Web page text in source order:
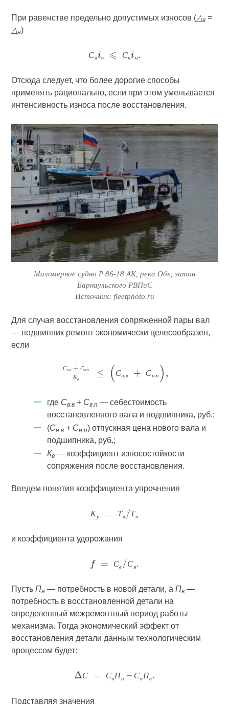
При равенстве предельно допустимых износов (△в =
△н)
С С
Отсюда следует, что более дорогие способы
применять рационально, если при этом уменьшается
интенсивность износа после восстановления.
Маломерное судно Р 86-18 АК, река Обь, затон
Барнаульского РВПиС
Источник: fleetphoto.ru
Для случая восстановления сопряженной пары вал
— подшипник ремонт экономически целесообразен,
если
С С
где Св.в + Св.п — себестоимость
восстановленного вала и подшипника, руб.;
(Сн.в + Сн.п) отпускная цена нового вала и
подшипника, руб.;
Кв — коэффициент износостойкости
сопряжения после восстановления.
Введем понятия коэффициента упрочнения
К Т Т
и коэффициента удорожания
С С
ПустьПн — потребность в новой детали, аПв —
потребность в восстановленной детали на
определенный межремонтный период работы
механизма. Тогда экономический эффект от
восстановления детали данным технологическим
процессом будет:
С С П С П
Подставляя значения